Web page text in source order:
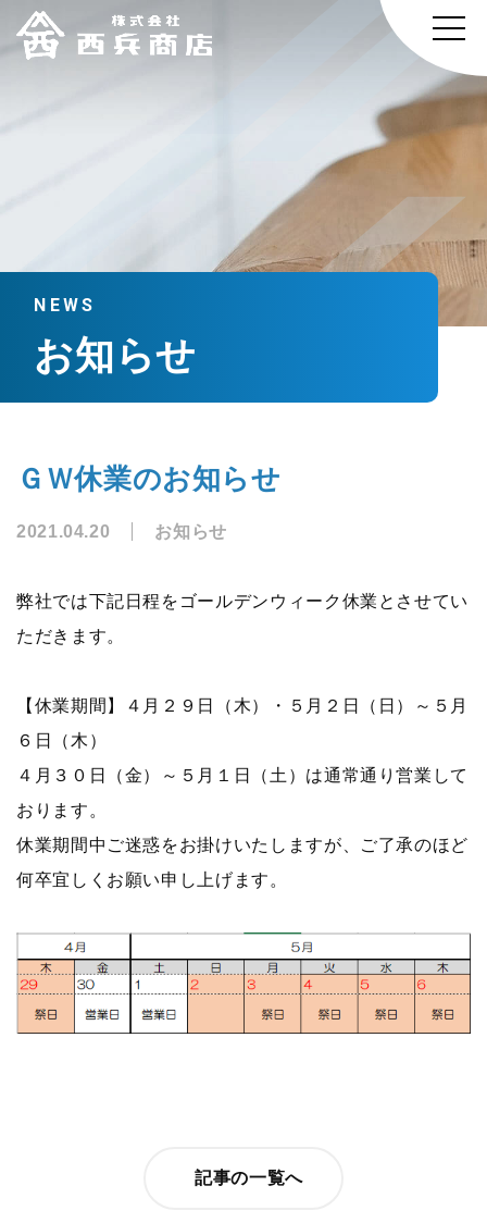
NEWS
お知らせ
ＧＷ休業のお知らせ
2021.04.20 お知らせ
弊社では下記日程をゴールデンウィーク休業とさせてい
ただきます。
【休業期間】４月２９日（木）・５月２日（日）～５月
６日（木）
４月３０日（金）～５月１日（土）は通常通り営業して
おります。
休業期間中ご迷惑をお掛けいたしますが、ご了承のほど
何卒宜しくお願い申し上げます。
記事の一覧へ